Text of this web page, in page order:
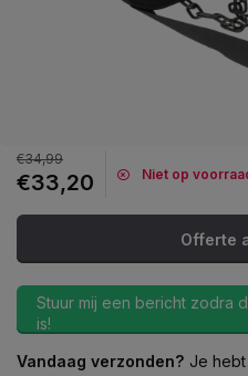
€34,99
€33,20 Niet op
Offerte
Stuur mij een bericht zodra
is!
Vandaag verzonden? Je